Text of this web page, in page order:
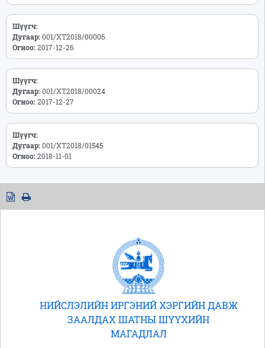
Шүүгч:
Дугаар:001/ХТ2018/00006
Огноо:2017-12-26
Шүүгч:
Дугаар:001/ХТ2018/00024
Огноо:2017-12-27
Шүүгч:
Дугаар:001/ХТ2018/01545
Огноо:2018-11-01
НИЙСЛЭЛИЙН ИРГЭНИЙ ХЭРГИЙН ДАВЖ
ЗААЛДАХ ШАТНЫ ШҮҮХИЙН
МАГАДЛАЛ